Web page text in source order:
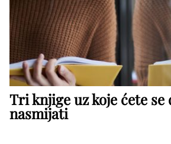
Tri knjige uz koje ćete se
nasmijati